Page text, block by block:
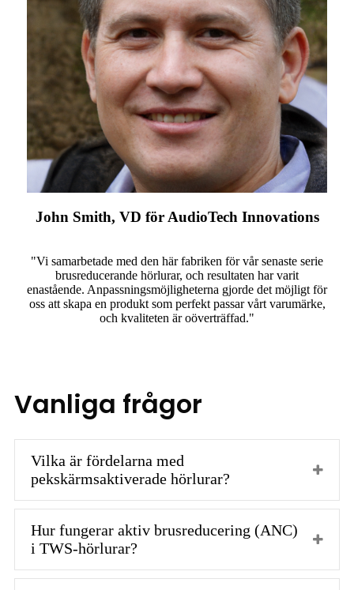
John Smith, VD för AudioTech Innovations
"Vi samarbetade med den här fabriken för vår senaste serie
brusreducerande hörlurar, och resultaten har varit
enastående. Anpassningsmöjligheterna gjorde det möjligt för
oss att skapa en produkt som perfekt passar vårt varumärke,
och kvaliteten är oöverträffad."
Vanliga frågor
Vilka är fördelarna med
pekskärmsaktiverade hörlurar?
Hur fungerar aktiv brusreducering (ANC)
i TWS-hörlurar?